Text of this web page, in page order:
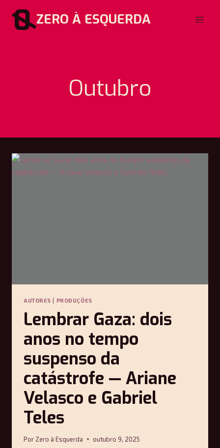
para
ZERO À ESQUERDA
Outubro
AUTORES | PRODUÇÕES
Lembrar Gaza: dois
anos no tempo
suspenso da
catástrofe — Ariane
Velasco e Gabriel
Teles
Por Zero à Esquerda outubro 9, 2025